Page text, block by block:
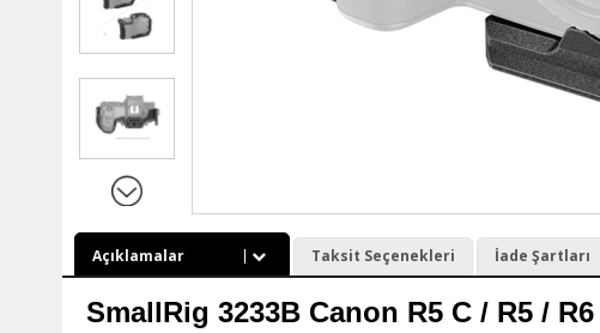
Açıklamalar Taksit Seçenekleri İade Şartları
SmallRig 3233B Canon R5 C / R5 /